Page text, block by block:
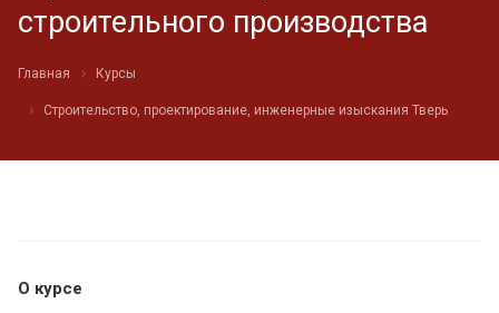
строительного производства
Главная Курсы
Строительство, проектирование, инженерные изыскания Тверь
О курсе